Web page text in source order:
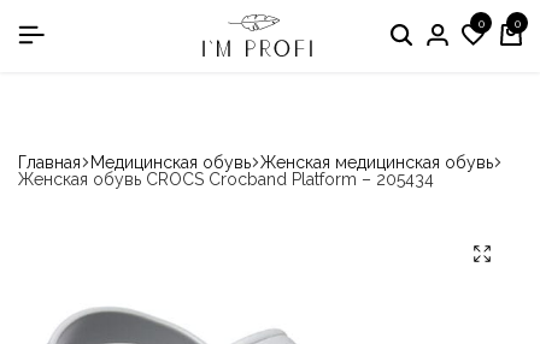
в номинации «Производитель медодежды» 0 0
Главная Медицинская обувь Женская медицинская обувь
Женская обувь CROCS Crocband Platform – 205434